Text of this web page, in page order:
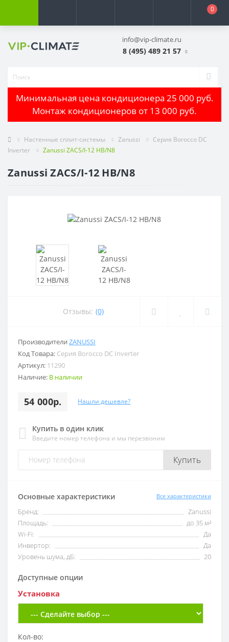
0
info@vip-climate.ru
8 (495) 489 21 57
Минимальная цена кондиционера 25 000 руб.
Монтаж кондиционеров от 13 000 руб.
Настенные сплит-системы Zanussi
Серия Borocco DC
Inverter
Zanussi ZACS/I-12 HB/N8
Zanussi ZACS/I-12 HB/N8
Отзывы: (0)
Производители ZANUSSI
Код Товара: Серия Borocco DC Inverter
Артикул: 11290
Наличие: В наличии
54 000р. Нашли дешевле?
Купить в один клик
Введите номер телефона и мы перезвоним
Купить
Основные характеристики Все характеристики
Бренд:
Zanussi
Площадь:
до 35 м²
Wi-Fi:
Да
Инвертор:
Да
Уровень шума, дБ:
20
Доступные опции
Установка
Кол-во: